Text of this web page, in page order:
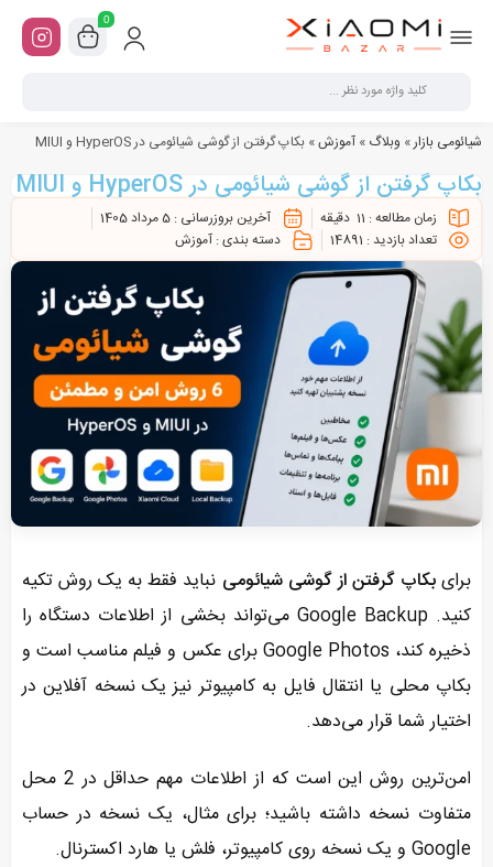
0
شیائومی بازار» وبلاگ » آموزش» بکاپ گرفتن از گوشی شیائومی در HyperOS و MIUI
بکاپ گرفتن از گوشی شیائومی در HyperOS و MIUI
زمان مطالعه : 11 دقیقه آخرین بروزرسانی : 5 مرداد 1405
تعداد بازدید : 14891 دسته بندی : آموزش
برایبکاپ گرفتن از گوشی شیائومی نباید فقط به یک روش تکیه
کنید. Google Backup می‌تواند بخشی از اطلاعات دستگاه را
ذخیره کند، Google Photos برای عکس و فیلم مناسب است و
بکاپ محلی یا انتقال فایل به کامپیوتر نیز یک نسخه آفلاین در
اختیار شما قرار می‌دهد.
امن‌ترین روش این است که از اطلاعات مهم حداقل در 2 محل
متفاوت نسخه داشته باشید؛ برای مثال، یک نسخه در حساب
Google و یک نسخه روی کامپیوتر، فلش یا هارد اکسترنال.